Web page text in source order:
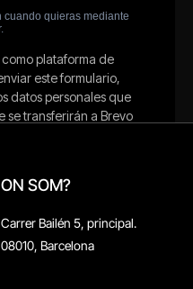
ON SOM?
Carrer Bailén 5, principal.
08010, Barcelona